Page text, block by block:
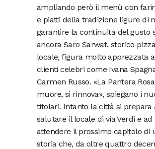
ampliando però il menù con
e piatti della tradizione ligure di
garantire la continuità del gusto
ancora Saro Sarwat, storico
locale, figura molto apprezzata
clienti celebri come Ivana
Carmen Russo. «La Pantera
muore, si rinnova», spiegano i
titolari. Intanto la città si prepara
salutare il locale di via Verdi e ad
attendere il prossimo capitolo di
storia che, da oltre quattro